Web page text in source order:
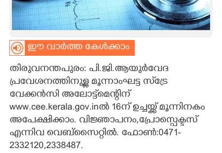
ART
ASTRO
CARTOONS
LITERATURE
ZOOM
ഈ വാർത്ത കേൾക്കാം
തിരുവനന്തപുരം: പി.ജി.ആയുർവേദ
പ്രവേശനത്തിനുള്ള മൂന്നാംഘട്ട സ്‌ട്രേ
വേക്കൻസി അലോട്ട്മെന്റിന്
www.cee.kerala.gov.inൽ 16ന് ഉച്ചയ്ക്ക് മൂന്നിനകം
അപേക്ഷിക്കാം. വിജ്ഞാപനം,പ്രോസ്പെക്ടസ്‌
എന്നിവ വെബ്സൈറ്റിൽ. ഫോൺ:0471-
2332120,2338487.